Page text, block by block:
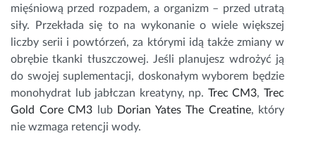
mięśniową przed rozpadem, a organizm – przed utratą
siły. Przekłada się to na wykonanie o wiele większej
liczby serii i powtórzeń, za którymi idą także zmiany w
obrębie tkanki tłuszczowej. Jeśli planujesz wdrożyć ją
do swojej suplementacji, doskonałym wyborem będzie
monohydrat lub jabłczan kreatyny, np. Trec CM3,Trec
Gold Core CM3
lub Dorian Yates The Creatine, który
nie wzmaga retencji wody.